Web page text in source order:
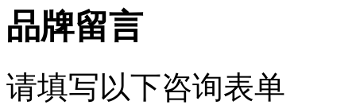
品牌留言
请填写以下咨询表单